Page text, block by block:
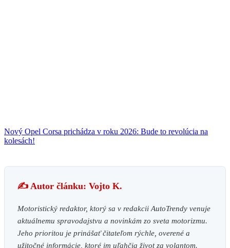
Nový Opel Corsa prichádza v roku 2026: Bude to revolúcia na
kolesách!
✍️ Autor článku: Vojto K.
Motoristický redaktor, ktorý sa v redakcii AutoTrendy venuje
aktuálnemu spravodajstvu a novinkám zo sveta motorizmu.
Jeho prioritou je prinášať čitateľom rýchle, overené a
užitočné informácie, ktoré im uľahčia život za volantom.